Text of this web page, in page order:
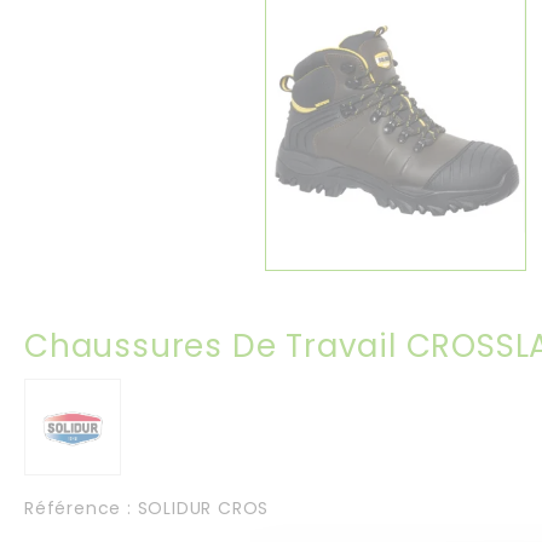
Chaussures De Travail
Référence : SOLIDUR CROS